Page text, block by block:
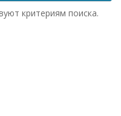
критериям поиска.